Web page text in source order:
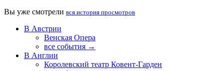
Вы уже смотрели вся история просмотров
В Австрии
Венская Опера
все события →
В Англии
Королевский театр Ковент-Гарден